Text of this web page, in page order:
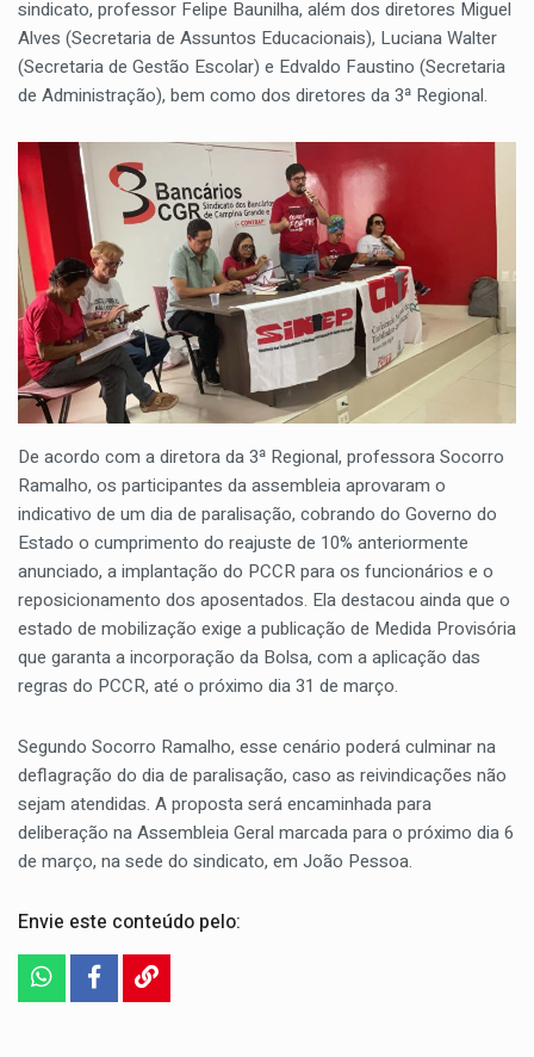
sindicato, professor Felipe Baunilha, além dos diretores Miguel
Alves (Secretaria de Assuntos Educacionais), Luciana Walter
(Secretaria de Gestão Escolar) e Edvaldo Faustino (Secretaria
de Administração), bem como dos diretores da 3ª Regional.
De acordo com a diretora da 3ª Regional, professora Socorro
Ramalho, os participantes da assembleia aprovaram o
indicativo de um dia de paralisação, cobrando do Governo do
Estado o cumprimento do reajuste de 10% anteriormente
anunciado, a implantação do PCCR para os funcionários e o
reposicionamento dos aposentados. Ela destacou ainda que o
estado de mobilização exige a publicação de Medida Provisória
que garanta a incorporação da Bolsa, com a aplicação das
regras do PCCR, até o próximo dia 31 de março.
Segundo Socorro Ramalho, esse cenário poderá culminar na
deflagração do dia de paralisação, caso as reivindicações não
sejam atendidas. A proposta será encaminhada para
deliberação na Assembleia Geral marcada para o próximo dia 6
de março, na sede do sindicato, em João Pessoa.
Envie este conteúdo pelo: